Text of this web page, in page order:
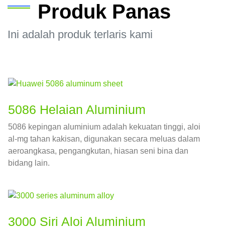
Produk Panas
Ini adalah produk terlaris kami
5086 Helaian Aluminium
5086 kepingan aluminium adalah kekuatan tinggi, aloi
al-mg tahan kakisan, digunakan secara meluas dalam
aeroangkasa, pengangkutan, hiasan seni bina dan
bidang lain.
3000 Siri Aloi Aluminium